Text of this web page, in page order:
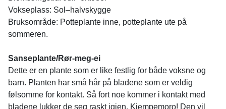
Vokseplass: Sol–halvskygge
Bruksområde: Potteplante inne, potteplante ute på
sommeren.
Sanseplante/Rør-meg-ei
Dette er en plante som er like festlig for både voksne og
barn. Planten har små hår på bladene som er veldig
følsomme for kontakt. Så fort noe kommer i kontakt med
bladene lukker de seg raskt igjen. Kjempemoro! Den vil